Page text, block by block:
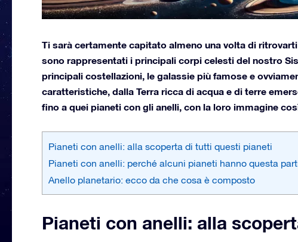
Ti sarà certamente capitato almeno una volta di
sono rappresentati i principali corpi celesti del nostro
principali costellazioni, le galassie più famose e
caratteristiche, dalla Terra ricca di acqua e di terre
fino a quei pianeti con gli anelli, con la loro immagine
Pianeti con anelli: alla scoperta di tutti questi pianeti
Pianeti con anelli: perché alcuni pianeti hanno questa
Anello planetario: ecco da che cosa è composto
Pianeti con anelli: alla